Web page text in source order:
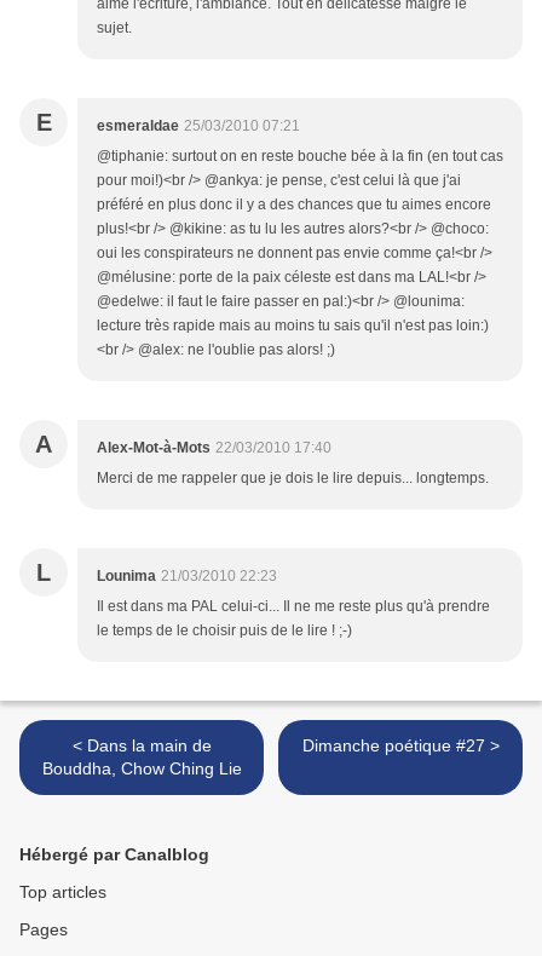
aimé l'écriture, l'ambiance. Tout en délicatesse malgré le
sujet.
E esmeraldae 25/03/2010 07:21
@tiphanie: surtout on en reste bouche bée à la fin (en tout cas
pour moi!)<br /> @ankya: je pense, c'est celui là que j'ai
préféré en plus donc il y a des chances que tu aimes encore
plus!<br /> @kikine: as tu lu les autres alors?<br /> @choco:
oui les conspirateurs ne donnent pas envie comme ça!<br />
@mélusine: porte de la paix céleste est dans ma LAL!<br />
@edelwe: il faut le faire passer en pal:)<br /> @lounima:
lecture très rapide mais au moins tu sais qu'il n'est pas loin:)
<br /> @alex: ne l'oublie pas alors! ;)
A Alex-Mot-à-Mots 22/03/2010 17:40
Merci de me rappeler que je dois le lire depuis... longtemps.
L Lounima 21/03/2010 22:23
Il est dans ma PAL celui-ci... Il ne me reste plus qu'à prendre
le temps de le choisir puis de le lire ! ;-)
< Dans la main de
Bouddha, Chow Ching Lie
Dimanche poétique #27 >
Hébergé par Canalblog
Top articles
Pages